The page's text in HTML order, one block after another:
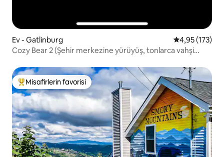
Ev - Gatlinburg 5 üzerinden
4,95 (173)
Cozy Bear 2 (Şehir merkezine yürüyüş, tonlarca vahşi
Misafirlerin favorilerinden en beğenilenler arasında
Misafirlerin favorisi